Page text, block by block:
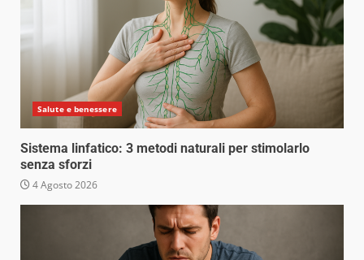
Salute e benessere
Sistema linfatico: 3 metodi naturali per stimolarlo
senza sforzi
4 Agosto 2026